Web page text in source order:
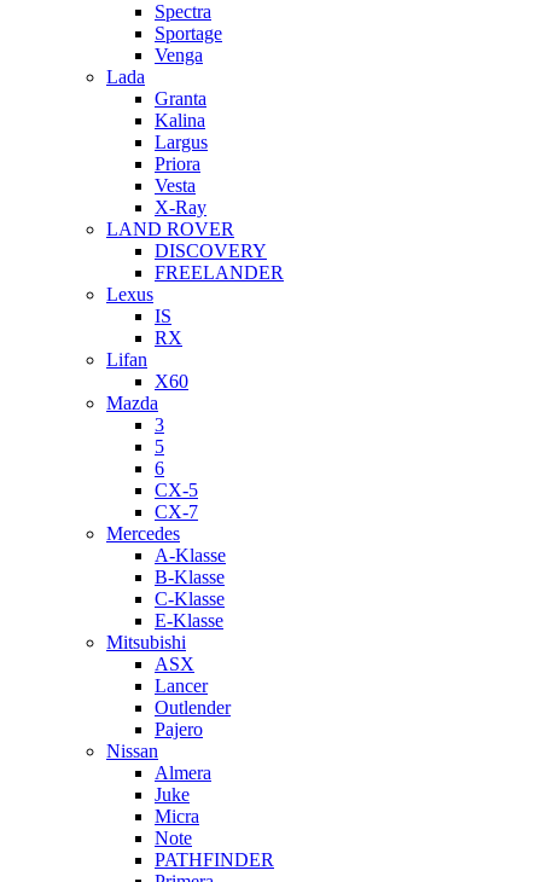
Spectra
Sportage
Venga
Lada
Granta
Kalina
Largus
Priora
Vesta
X-Ray
LAND ROVER
DISCOVERY
FREELANDER
Lexus
IS
RX
Lifan
X60
Mazda
3
5
6
CX-5
CX-7
Mercedes
A-Klasse
B-Klasse
C-Klasse
E-Klasse
Mitsubishi
ASX
Lancer
Outlender
Pajero
Nissan
Almera
Juke
Micra
Note
PATHFINDER